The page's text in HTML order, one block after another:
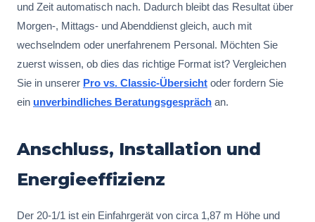
und Zeit automatisch nach. Dadurch bleibt das Resultat über
Morgen-, Mittags- und Abenddienst gleich, auch mit
wechselndem oder unerfahrenem Personal. Möchten Sie
zuerst wissen, ob dies das richtige Format ist? Vergleichen
Sie in unserer Pro vs. Classic-Übersicht oder fordern Sie
ein unverbindliches Beratungsgespräch an.
Anschluss, Installation und
Energieeffizienz
Der 20-1/1 ist ein Einfahrgerät von circa 1,87 m Höhe und